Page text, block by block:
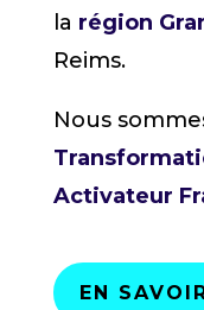
la région
Reims.
Nous
Activateur
EN